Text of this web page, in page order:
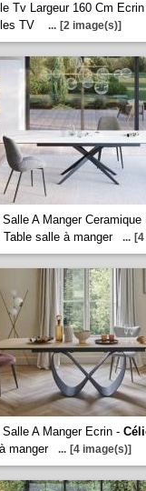
Tv Largeur 160 Cm
TV
... [2 image(s)]
Salle A Manger Ceramique
Table salle à manger ...
Salle A Manger Ecrin -
manger
... [4 image(s)]